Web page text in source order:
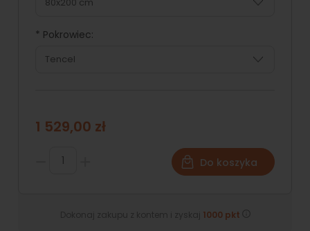
* Pokrowiec:
1 529,00 zł
Do koszyka
1000pkt